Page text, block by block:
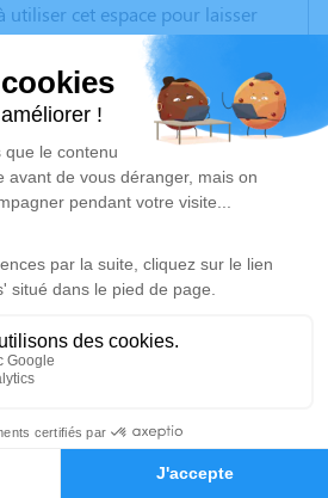
Hommages
utiliser cet espace pour laisser
des photos souvenirs, une
vos pensées à travers des
Cet endroit est un lieu
la mémoire d’Isabelle
d’arbre hommage est
Je rends hommage
de Savigny l'Evescault de